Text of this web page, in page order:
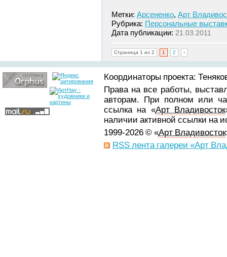
Метки: Арсененко, Арт
Рубрика: Персональные
Дата публикации: 21.03.2011
Страница 1 из 2 1 2 ›
Координаторы проекта:
Права на все работы,
авторам. При полном или
ссылка на «Арт Владивосток
наличии активной ссылки на
1999-2026 © «Арт Владивосток
RSS лента галереи «Арт